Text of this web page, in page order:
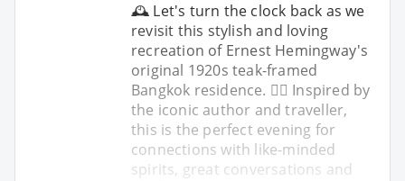
🕰️ Let's turn the clock back as we
revisit this stylish and loving
recreation of Ernest Hemingway's
original 1920s teak-framed
Bangkok residence. ✍🏼 Inspired by
the iconic author and traveller,
this is the perfect evening for
connections with like-minded
spirits, great conversations and